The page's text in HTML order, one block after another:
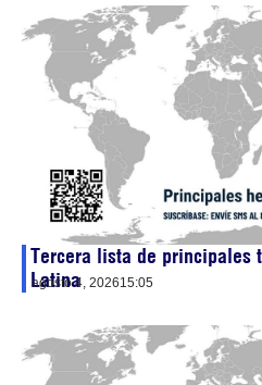
Tercera lista de principales
Latina
agosto 4, 202615:05